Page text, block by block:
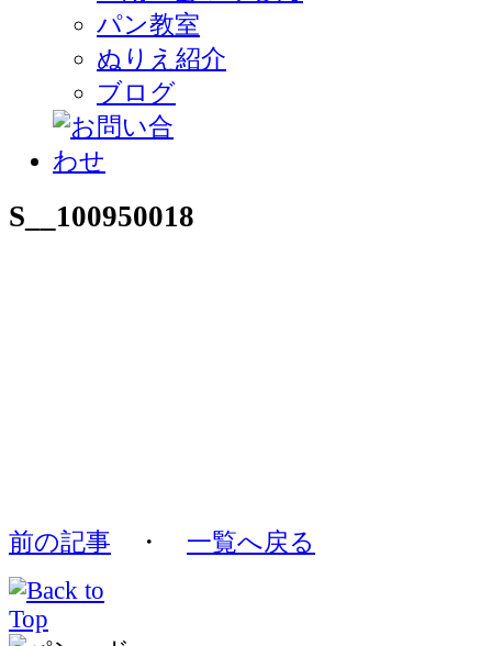
パン教室
ぬりえ紹介
ブログ
S__100950018
前の記事 ・ 一覧へ戻る